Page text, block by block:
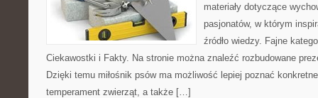
materiały dotyczące
pasjonatów, w którym
źródło wiedzy. Fajne
Ciekawostki i Fakty. Na stronie można znaleźć rozbudowane
Dzięki temu miłośnik psów ma możliwość lepiej poznać
temperament zwierząt, a także […]